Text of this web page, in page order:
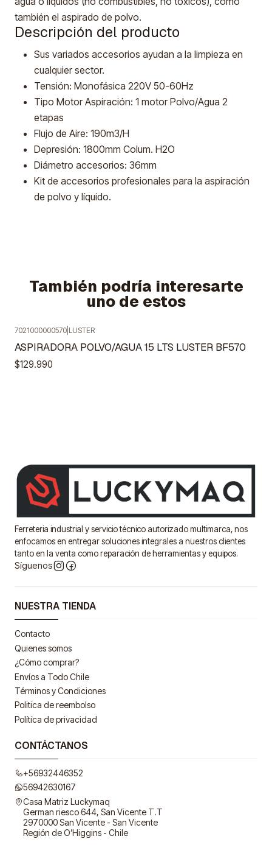
también el aspirado de polvo.
Descripción del producto
Sus variados accesorios ayudan a la limpieza en
cualquier sector.
Tensión: Monofásica 220V 50-60Hz
Tipo Motor Aspiración: 1 motor Polvo/Agua 2
etapas
Flujo de Aire: 190m3/H
Depresión: 1800mm Colum. H2O
Diámetro accesorios: 36mm
Kit de accesorios profesionales para la aspiración
de polvo y líquido.
También podría interesarte
uno de estos
Agotado
7021000000570 LUSTER
ASPIRADORA POLVO/AGUA 15 LTS LUSTER BF570
$129.990
Ferreteria industrial y servicio técnico autorizado multimarca, nos
enfocamos en entregar soluciones integrales a nuestros clientes
tanto en la venta como reparación de herramientas y equipos.
Síguenos
NUESTRA TIENDA
Contacto
Quienes somos
¿Cómo comprar?
Envíos a Todo Chile
Términos y Condiciones
Politica de reembolso
Política de privacidad
CONTÁCTANOS
+56932446352
56942630167
Casa Matriz Luckymaq
German riesco 644, San Vicente T.T
2970000 San Vicente - San Vicente
Región de O’Higgins - Chile